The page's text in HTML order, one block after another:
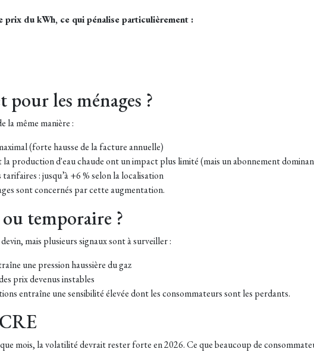
prix du kWh, ce qui pénalise particulièrement :
les ménages ?
la même manière :
(forte hausse de la facture annuelle)
la production d'eau chaude ont un impact plus limité (mais un abonnement
: jusqu’à +6 % selon la localisation
sont concernés par cette augmentation.
temporaire ?
mais plusieurs signaux sont à surveiller :
une pression haussière du gaz
prix devenus instables
entraîne une sensibilité élevée dont les consommateurs sont les perdants.
mois, la volatilité devrait rester forte en 2026. Ce que beaucoup de